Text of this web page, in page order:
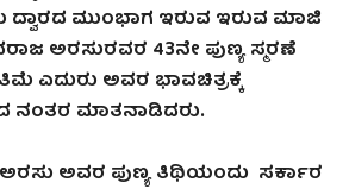
ಮುಂಭಾಗ ಇರುವ ಇರುವ ಮಾಜಿ
ಅರಸುರವರ 43ನೇ ಪುಣ್ಯ ಸ್ಮರಣೆ
ಎದುರು ಅವರ ಭಾವಚಿತ್ರಕ್ಕೆ
ಮಾತನಾಡಿದರು.
ಅವರ ಪುಣ್ಯ ತಿಥಿಯಂದು ಸರ್ಕಾರ